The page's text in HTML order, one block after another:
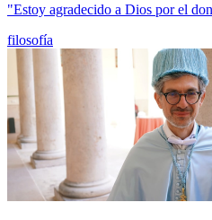
"Estoy agradecido a Dios por el
filosofía